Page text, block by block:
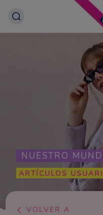
NUESTRO
ARTÍCULOS
VOLVER A